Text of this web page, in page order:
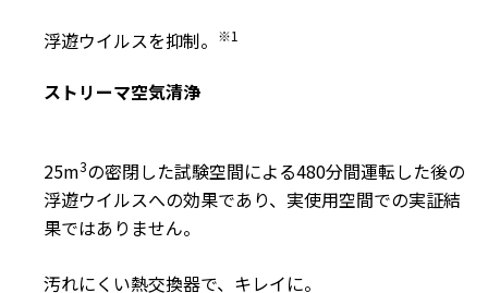
浮遊ウイルスを抑制。 ※1
ストリーマ空気清浄
25m3の密閉した試験空間による480分間運転した後の
浮遊ウイルスへの効果であり、実使用空間での実証結
果ではありません。
汚れにくい熱交換器で、キレイに。